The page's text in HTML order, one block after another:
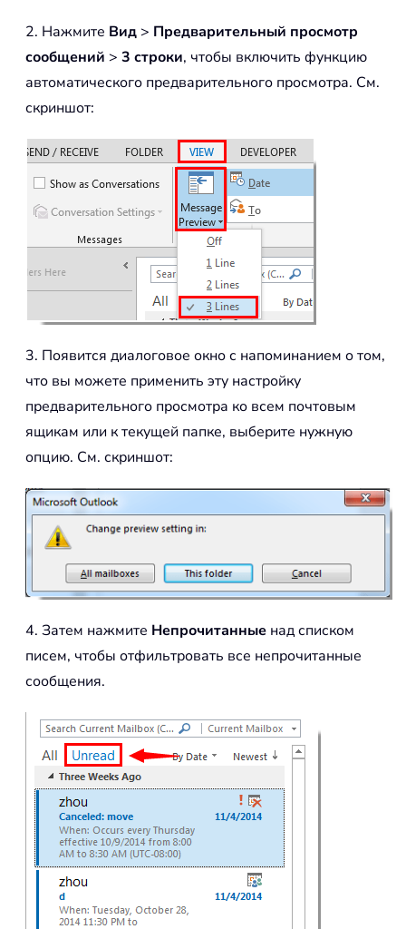
2. Нажмите Вид > Предварительный просмотр
сообщений > 3 строки, чтобы включить функцию
автоматического предварительного просмотра. См.
скриншот:
3. Появится диалоговое окно с напоминанием о том,
что вы можете применить эту настройку
предварительного просмотра ко всем почтовым
ящикам или к текущей папке, выберите нужную
опцию. См. скриншот:
4. Затем нажмите Непрочитанные над списком
писем, чтобы отфильтровать все непрочитанные
сообщения.